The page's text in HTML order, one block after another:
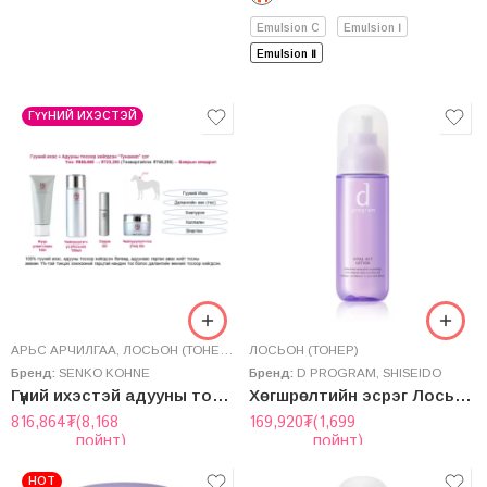
Emulsion C Emulsion Ⅰ
Emulsion Ⅱ
ГҮҮНИЙ ИХЭСТЭЙ
AРЬС АРЧИЛГАА ЛОСЬОН (ТОНЕР) НҮҮР УГААГЧ ХӨӨС,НҮҮРНИЙ ТОС
Бренд: SENKO KOHNE
Гүүний ихэстэй адууны тосон “Тунамал” сэт
816,864₮(8,168
пойнт)
ЛОСЬОН (ТОНЕР)
Бренд: D PROGRAM SHISEIDO
Хөгшрөлтийн эсрэг Лосьон – VITAL ACT LOTION
169,920₮(1,699
пойнт)
HOT